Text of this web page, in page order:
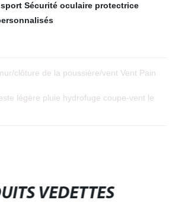
Sécurité oculaire protectrice
clôture de la poussière/vent Vent Pain
légère pluie hydrofuge coupe-vent le
VEDETTES